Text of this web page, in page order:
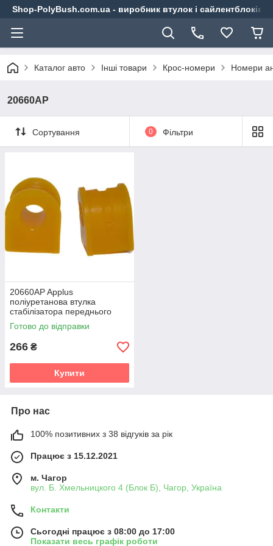
Shop-PolyBush.com.ua - виробник втулок і сайлентблоків
Каталог авто Інші товари Крос-номери Номери
20660AP
Сортування 0 Фільтри
20660AP Applus
поліуретанова втулка
стабілізатора переднього
PolyBush (аналог) v19
Готово до відправки
266 ₴
Купити
Про нас
100% позитивних з 38 відгуків за рік
Працює з 15.12.2021
м. Чагор
вул. Б. Хмельницкого 4 (Блок Б), Чагор, Україна
Контакти
Сьогодні працює з 08:00 до 17:00
Показати весь графік роботи